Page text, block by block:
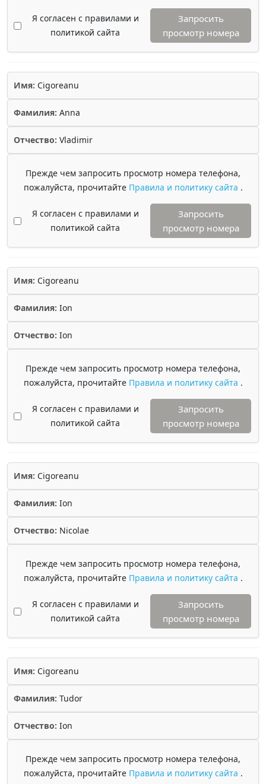
Я согласен с правилами и
политикой сайта
Запросить
просмотр номера
Имя: Cigoreanu
Фамилия: Anna
Отчество: Vladimir
Прежде чем запросить просмотр номера телефона,
пожалуйста, прочитайте Правила и политику сайта .
Я согласен с правилами и
политикой сайта
Запросить
просмотр номера
Имя: Cigoreanu
Фамилия: Ion
Отчество: Ion
Прежде чем запросить просмотр номера телефона,
пожалуйста, прочитайте Правила и политику сайта .
Я согласен с правилами и
политикой сайта
Запросить
просмотр номера
Имя: Cigoreanu
Фамилия: Ion
Отчество: Nicolae
Прежде чем запросить просмотр номера телефона,
пожалуйста, прочитайте Правила и политику сайта .
Я согласен с правилами и
политикой сайта
Запросить
просмотр номера
Имя: Cigoreanu
Фамилия: Tudor
Отчество: Ion
Прежде чем запросить просмотр номера телефона,
пожалуйста, прочитайте Правила и политику сайта .